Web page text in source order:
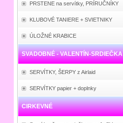
PRSTENE na servítky, PRÍRUČNÍKY
KLUBOVÉ TANIERE + SVIETNIKY
ÚLOŽNÉ KRABICE
SVADOBNÉ - VALENTÍN-SRDIEČKA
SERVÍTKY, ŠERPY z Airlaid
SERVÍTKY papier + doplnky
CIRKEVNÉ